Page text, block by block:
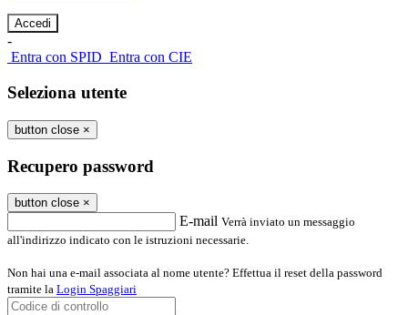
-
Entra con SPID Entra con CIE
Seleziona utente
button close ×
Recupero password
button close ×
E-mail Verrà inviato un messaggio
all'indirizzo indicato con le istruzioni necessarie.
Non hai una e-mail associata al nome utente? Effettua il reset della password
tramite la Login Spaggiari